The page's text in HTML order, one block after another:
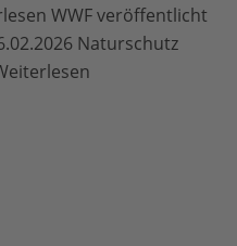
WWF veröffentlicht
Naturschutz